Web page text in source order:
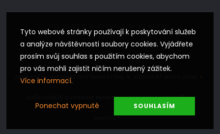
ZPRACOVÁNÍ OSOBNÍCH ÚDAJŮ WEBDESIGN VÝVOJ
APLIKACÍ INTERNETOVÝ MARKETING
ODŠKODNĚNÍ DOPRAVNÍ NEHODY NEPLATNÁ VÝPOVĚĎ
SMLOUVY
Tyto webové stránky používají k poskytování služeb
a analýze návštěvnosti soubory cookies. Vyjádřete
prosím svůj souhlas s použitím cookies, abychom
pro vás mohli zajistit ničím nerušený zážitek.
Více informací.
SOUHLASÍM
Ponechat vypnuté